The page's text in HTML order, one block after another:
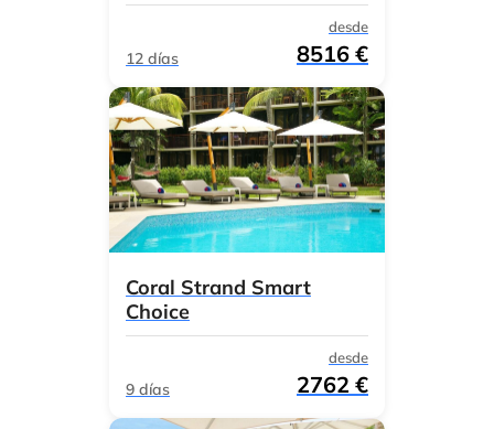
12 días
desde
8516 €
Coral Strand Smart
Choice
9 días
desde
2762 €